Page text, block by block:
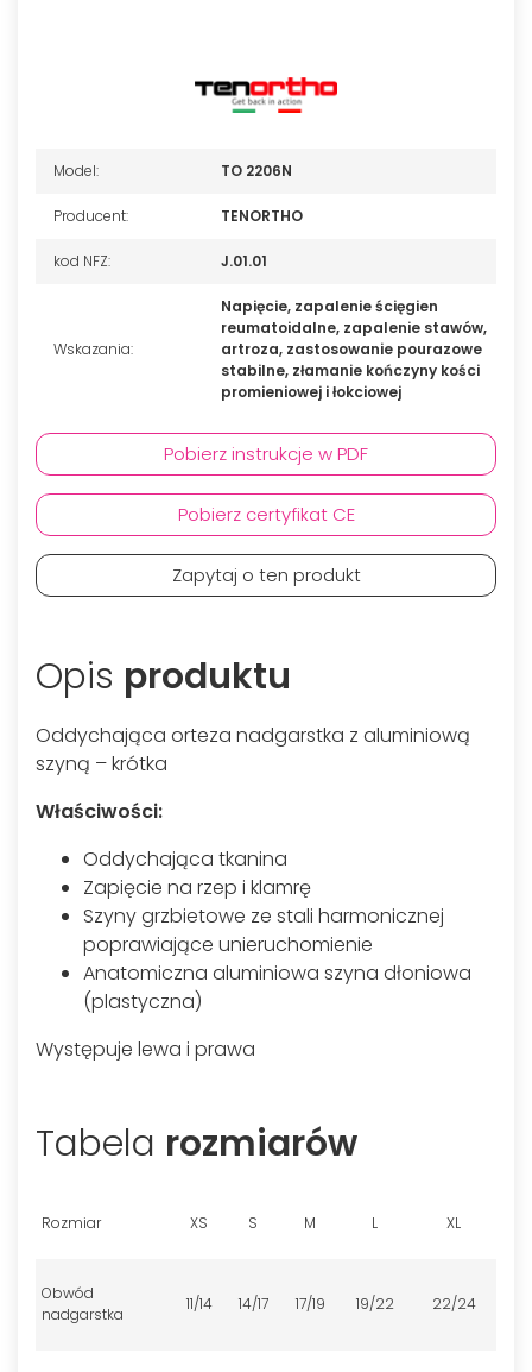
Model: TO 2206N
Producent: TENORTHO
kod NFZ: J.01.01
Wskazania:
Napięcie, zapalenie ścięgien
reumatoidalne, zapalenie stawów,
artroza, zastosowanie pourazowe
stabilne, złamanie kończyny kości
promieniowej i łokciowej
Pobierz instrukcje w PDF
Pobierz certyfikat CE
Zapytaj o ten produkt
Opis produktu
Oddychająca orteza nadgarstka z aluminiową
szyną – krótka
Właściwości:
Oddychająca tkanina
Zapięcie na rzep i klamrę
Szyny grzbietowe ze stali harmonicznej
poprawiające unieruchomienie
Anatomiczna aluminiowa szyna dłoniowa
(plastyczna)
Występuje lewa i prawa
Tabela rozmiarów
Rozmiar XS S M L XL
Obwód
nadgarstka
11/14 14/17 17/19 19/22 22/24